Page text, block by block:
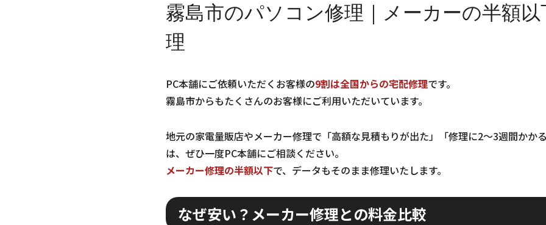
霧島市のパソコン修理｜メーカーの半額
理
PC本舗にご依頼いただくお客様の9割は全国からの宅配修理です。
霧島市からもたくさんのお客様にご利用いただいています。
地元の家電量販店やメーカー修理で「高額な見積もりが出た」「修理に2〜3週間かか
は、ぜひ一度PC本舗にご相談ください。
メーカー修理の半額以下で、データもそのまま修理いたします。
なぜ安い？メーカー修理との料金比較